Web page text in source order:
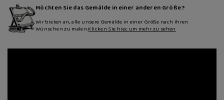
Möchten Sie das Gemälde in einer anderen Größe?
Wir bieten an, alle unsere Gemälde in einer Größe nach Ihren
Wünschen zu malen.Klicken Sie hier, um mehr zu sehen